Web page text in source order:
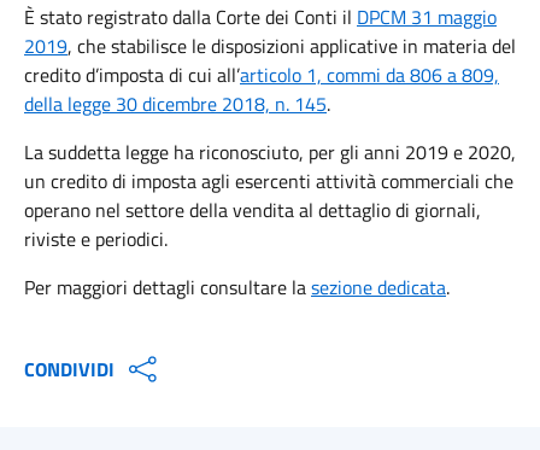
È stato registrato dalla Corte dei Conti il DPCM 31 maggio
2019, che stabilisce le disposizioni applicative in materia del
credito d’imposta di cui all’articolo 1, commi da 806 a 809,
della legge 30 dicembre 2018, n. 145.
La suddetta legge ha riconosciuto, per gli anni 2019 e 2020,
un credito di imposta agli esercenti attività commerciali che
operano nel settore della vendita al dettaglio di giornali,
riviste e periodici.
Per maggiori dettagli consultare lasezione dedicata.
CONDIVIDI